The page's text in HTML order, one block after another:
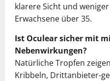
klarere Sicht und
Erwachsene über 35.
Ist Oculear sicher mit
Nebenwirkungen?
Natürliche Tropfen
Kribbeln, Drittanbieter-